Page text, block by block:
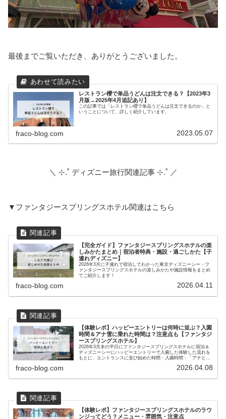
最後までご覧いただき、ありがとうございました。
レストラン櫻で単品うどんは注文できる？【2023年3
月版→2025年4月追記あり】
この記事では「レストラン櫻で単品うどんは注文できるのか」と
いうことについて、詳しく紹介しています。
fraco-blog.com 2023.05.07
＼ ⊹.˚ ディズニー旅行関連記事 ⊹.˚ ／
▼ファンタジースプリングスホテル関連はこちら
【完全ガイド】ファンタジースプリングスホテルの楽
しみかたまとめ｜宿泊者特典・施設・過ごしかた【子
連れディズニー】
2026年3月に子連れで宿泊してわかった東京ディズニーシー・フ
ァンタジースプリングスホテルの楽しみかたや施設情報をまとめ
てご紹介します！
fraco-blog.com 2026.04.11
【体験レポ】ハッピーエントリーは何時に並ぶ？入園
時間＆アナ雪に乗れた時間は？注意点も【ファンタジ
ースプリングスホテル】
2026年3月末の平日にファンタジースプリングスホテルに宿泊＆
ディズニーシーにハッピーエントリーで入園した体験した流れを
もとに、エントランスに並び始めた時間・入園時間・「アナとエ
fraco-blog.com 2026.04.08
【体験レポ】ファンタジースプリングスホテルのラウ
ンジってどう？メニュー・雰囲気・注意点